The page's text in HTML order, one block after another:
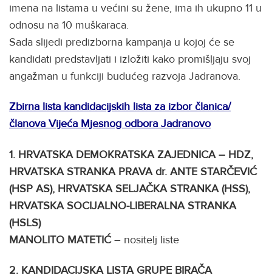
imena na listama u većini su žene, ima ih ukupno 11 u
odnosu na 10 muškaraca.
Sada slijedi predizborna kampanja u kojoj će se
kandidati predstavljati i izložiti kako promišljaju svoj
angažman u funkciji budućeg razvoja Jadranova.
Zbirna lista kandidacijskih lista za izbor članica/
članova Vijeća Mjesnog odbora Jadranovo
1. HRVATSKA DEMOKRATSKA ZAJEDNICA – HDZ,
HRVATSKA STRANKA PRAVA dr. ANTE STARČEVIĆ
(HSP AS), HRVATSKA SELJAČKA STRANKA (HSS),
HRVATSKA SOCIJALNO-LIBERALNA STRANKA
(HSLS)
MANOLITO MATETIĆ– nositelj liste
2. KANDIDACIJSKA LISTA GRUPE BIRAČA